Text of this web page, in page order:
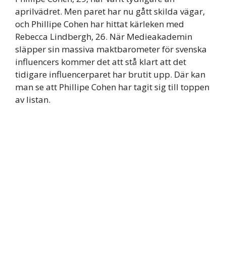
aprilvädret. Men paret har nu gått skilda vägar,
och Phillipe Cohen har hittat kärleken med
Rebecca Lindbergh, 26. När Medieakademin
släpper sin massiva maktbarometer för svenska
influencers kommer det att stå klart att det
tidigare influencerparet har brutit upp. Där kan
man se att Phillipe Cohen har tagit sig till toppen
av listan.